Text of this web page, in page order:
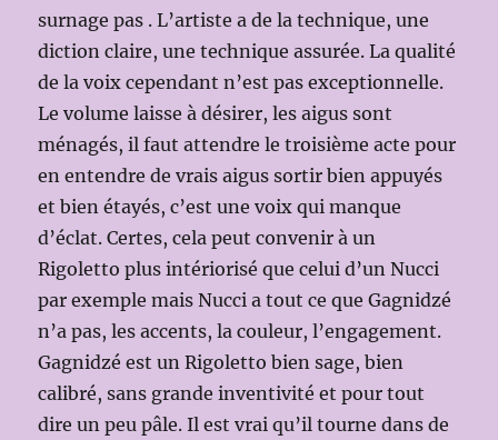
surnage pas . L’artiste a de la technique, une
diction claire, une technique assurée. La qualité
de la voix cependant n’est pas exceptionnelle.
Le volume laisse à désirer, les aigus sont
ménagés, il faut attendre le troisième acte pour
en entendre de vrais aigus sortir bien appuyés
et bien étayés, c’est une voix qui manque
d’éclat. Certes, cela peut convenir à un
Rigoletto plus intériorisé que celui d’un Nucci
par exemple mais Nucci a tout ce que Gagnidzé
n’a pas, les accents, la couleur, l’engagement.
Gagnidzé est un Rigoletto bien sage, bien
calibré, sans grande inventivité et pour tout
dire un peu pâle. Il est vrai qu’il tourne dans de